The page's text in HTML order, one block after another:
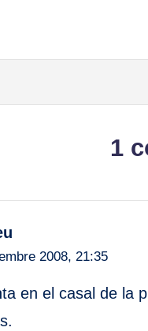
1
2008, 21:35
en el casal de la